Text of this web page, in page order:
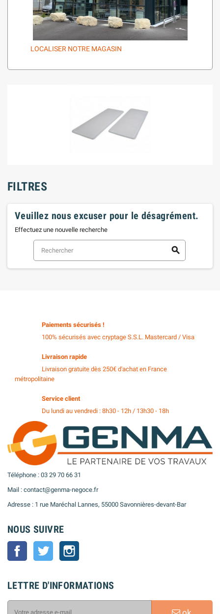
LOCALISER NOTRE MAGASIN
FILTRES
Veuillez nous excuser pour le désagrément.
Effectuez une nouvelle recherche
search
Paiements sécurisés !
100% sécurisés avec cryptage S.S.L. Mastercard / Visa
Livraison rapide
Livraison gratuite dès 250€ d'achat en France
métropolitaine
Service client
Du lundi au vendredi : 8h30 - 12h / 13h30 - 18h
Téléphone : 03 29 70 66 31
Mail : contact@genma-negoce.fr
Adresse : 1 rue Maréchal Lannes, 55000 Savonnières-devant-Bar
NOUS SUIVRE
Facebook Twitter
LETTRE D'INFORMATIONS